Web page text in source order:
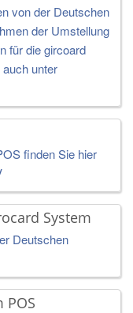
von der Deutschen
der Umstellung
für die gircoard
unter
finden Sie hier
System
Deutschen